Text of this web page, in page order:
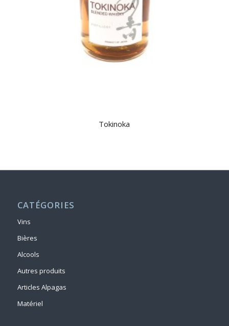
Tokinoka
CATÉGORIES
Vins
Bières
Alcools
Autres produits
Articles Alpagas
Matériel